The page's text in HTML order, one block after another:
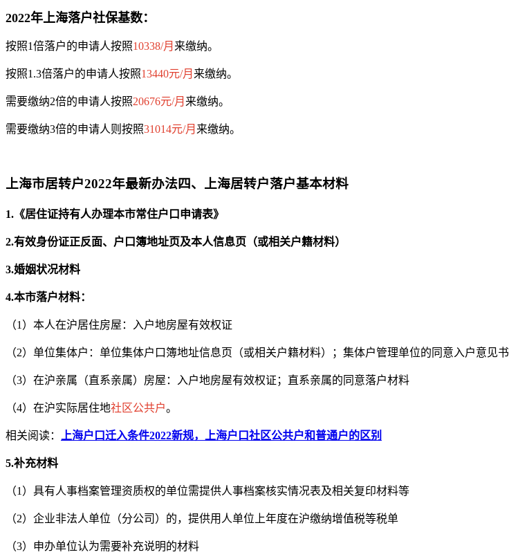
2022年上海落户社保基数：
按照1倍落户的申请人按照10338/月 来缴纳。
按照1.3倍落户的申请人按照13440元/月 来缴纳。
需要缴纳2倍的申请人按照20676元/月 来缴纳。
需要缴纳3倍的申请人则按照31014元/月 来缴纳。
上海市居转户2022年最新办法四、上海居转户落户基本材料
1.《居住证持有人办理本市常住户口申请表》
2.有效身份证正反面、户口簿地址页及本人信息页（或相关户籍材料）
3.婚姻状况材料
4.本市落户材料：
（1）本人在沪居住房屋：入户地房屋有效权证
（2）单位集体户：单位集体户口簿地址信息页（或相关户籍材料）；集体户管理单位的同意入户意见书
（3）在沪亲属（直系亲属）房屋：入户地房屋有效权证；直系亲属的同意落户材料
（4）在沪实际居住地社区公共户。
相关阅读： 上海户口迁入条件2022新规，上海户口社区公共户和普通户的区别
5.补充材料
（1）具有人事档案管理资质权的单位需提供人事档案核实情况表及相关复印材料等
（2）企业非法人单位（分公司）的，提供用人单位上年度在沪缴纳增值税等税单
（3）申办单位认为需要补充说明的材料